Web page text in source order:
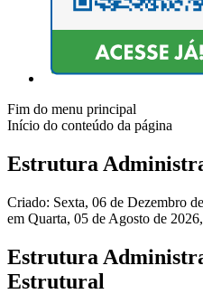
Fim do menu principal
Início do conteúdo da página
Estrutura
Criado: Sexta, 06 de Dezembro
em Quarta, 05 de Agosto de
Estrutura
Estrutural